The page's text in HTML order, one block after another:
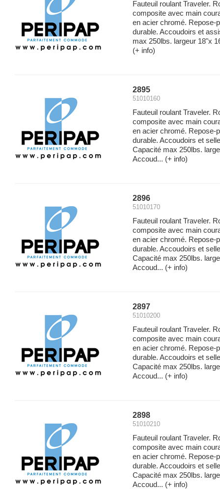
Fauteuil roulant Traveler.
composite avec main
en acier chromé. Repose-
durable. Accoudoirs et
max 250lbs. largeur 18"x
(+ info)
2895
51010160
Fauteuil roulant Traveler.
composite avec main
en acier chromé. Repose-
durable. Accoudoirs et
Capacité max 250lbs.
Accoud... (+ info)
2896
51010170
Fauteuil roulant Traveler.
composite avec main
en acier chromé. Repose-
durable. Accoudoirs et
Capacité max 250lbs.
Accoud... (+ info)
2897
51010200
Fauteuil roulant Traveler.
composite avec main
en acier chromé. Repose-
durable. Accoudoirs et
Capacité max 250lbs.
Accoud... (+ info)
2898
51010210
Fauteuil roulant Traveler.
composite avec main
en acier chromé. Repose-
durable. Accoudoirs et
Capacité max 250lbs.
Accoud... (+ info)